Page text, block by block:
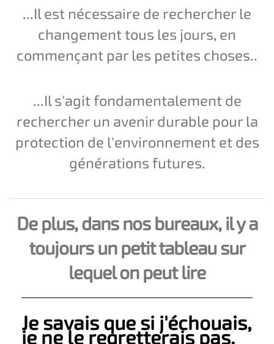
...Il est nécessaire de rechercher le
changement tous les jours, en
commençant par les petites choses..
...Il s'agit fondamentalement de
rechercher un avenir durable pour la
protection de l'environnement et des
générations futures.
De plus, dans nos bureaux, il y a
toujours un petit tableau sur
lequel on peut lire
Je savais que si j'échouais,
je ne le regretterais pas.